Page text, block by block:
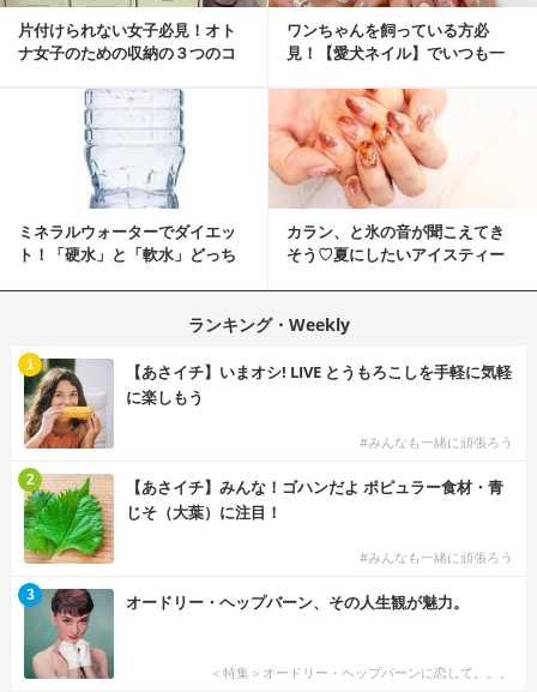
片付けられない女子必見！オト
ナ女子のための収納の３つのコ
ワンちゃんを飼っている方必
見！【愛犬ネイル】でいつも一
ミネラルウォーターでダイエッ
ト！「硬水」と「軟水」どっち
カラン、と氷の音が聞こえてき
そう♡夏にしたいアイスティー
ランキング・Weekly
【あさイチ】いまオシ! LIVE とうもろこしを手軽に気軽
に楽しもう
#みんなも一緒に頑張ろう
1
【あさイチ】みんな！ゴハンだよ ポピュラー食材・青
じそ（大葉）に注目！
#みんなも一緒に頑張ろう
2
オードリー・ヘップバーン、その人生観が魅力。
＜特集＞オードリー・ヘップバーンに恋して。。。
3